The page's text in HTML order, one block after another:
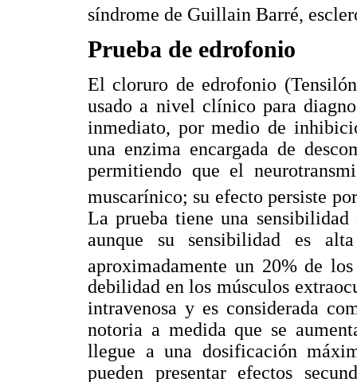
síndrome de Guillain Barré,
Prueba de edrofonio
El cloruro de edrofonio
usado a nivel clínico para
inmediato, por medio de
una enzima encargada de
permitiendo que el
muscarínico; su efecto persiste
La prueba tiene una
aunque su sensibilidad es
aproximadamente un 20% de los
debilidad en los músculos
intravenosa y es considerada
notoria a medida que se
llegue a una dosificación
pueden presentar efectos